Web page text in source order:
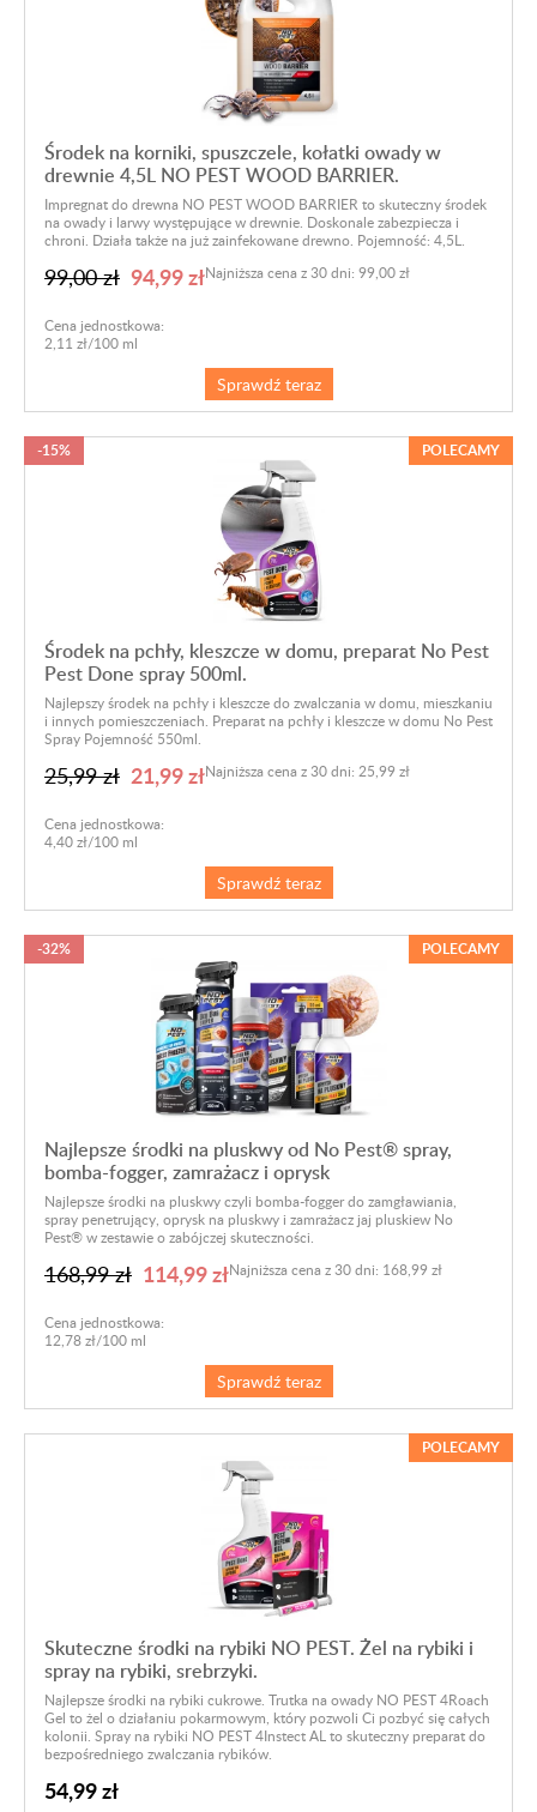
Środek na korniki, spuszczele, kołatki owady w
drewnie 4,5L NO PEST WOOD BARRIER.
Impregnat do drewna NO PEST WOOD BARRIER to skuteczny środek
na owady i larwy występujące w drewnie. Doskonale zabezpiecza i
chroni. Działa także na już zainfekowane drewno. Pojemność: 4,5L.
99,00 zł 94,99 zł
Cena jednostkowa:
2,11 zł/100 ml
Najniższa cena z 30 dni: 99,00 zł
Sprawdź teraz
Środek na pchły, kleszcze w domu, preparat No Pest
Pest Done spray 500ml.
-15% POLECAMY
Najlepszy środek na pchły i kleszcze do zwalczania w domu, mieszkaniu
i innych pomieszczeniach. Preparat na pchły i kleszcze w domu No Pest
Spray Pojemność 550ml.
25,99 zł 21,99 zł
Cena jednostkowa:
4,40 zł/100 ml
Najniższa cena z 30 dni: 25,99 zł
Sprawdź teraz
Najlepsze środki na pluskwy od No Pest® spray,
bomba-fogger, zamrażacz i oprysk
-32% POLECAMY
Najlepsze środki na pluskwy czyli bomba-fogger do zamgławiania,
spray penetrujący, oprysk na pluskwy i zamrażacz jaj pluskiew No
Pest® w zestawie o zabójczej skuteczności.
168,99 zł 114,99 zł
Cena jednostkowa:
12,78 zł/100 ml
Najniższa cena z 30 dni: 168,99 zł
Sprawdź teraz
Skuteczne środki na rybiki NO PEST. Żel na rybiki i
spray na rybiki, srebrzyki.
POLECAMY
Najlepsze środki na rybiki cukrowe. Trutka na owady NO PEST 4Roach
Gel to żel o działaniu pokarmowym, który pozwoli Ci pozbyć się całych
kolonii. Spray na rybiki NO PEST 4Instect AL to skuteczny preparat do
bezpośredniego zwalczania rybików.
54,99 zł